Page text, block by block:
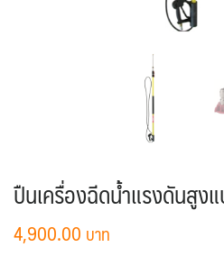
ปืนเครื่องฉีดน้ำแรงดันสูง
4,900.00